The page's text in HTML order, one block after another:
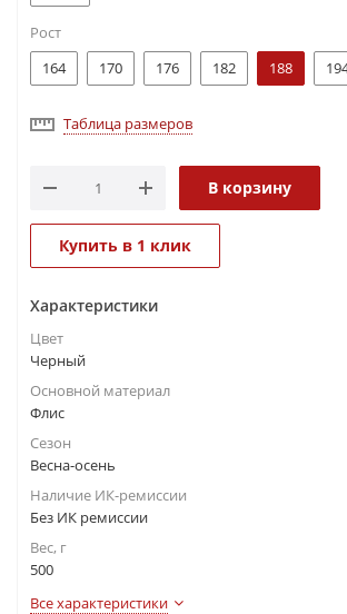
Рост
164
170 176 182 188
Таблица размеров
В корзину
Купить в 1 клик
Характеристики
Цвет
Черный
Основной материал
Флис
Сезон
Весна-осень
Наличие ИК-ремиссии
Без ИК ремиссии
Вес, г
500
Все характеристики